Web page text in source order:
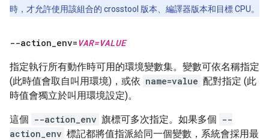
時，才允許使用該組合的 crosstool 版本、編譯器版本和目標 CPU。
--action_env= VAR=VALUE
指定執行所有動作時可用的環境變數集。變數可依名稱指定
(此時值會取自叫用環境)，或依 name=value 配對指定 (此
時值會獨立於叫用環境設定)。
這個 --action_env 旗標可多次指定。如果多個 --
action_env 標記都將值指派給同一個變數，系統會採用最